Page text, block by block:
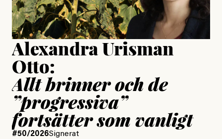
Uppdaterad15 July, 2026
Alexandra Urisman
Otto:
Allt brinner och de
”progressiva”
fortsätter som vanligt
#50/2026Signerat